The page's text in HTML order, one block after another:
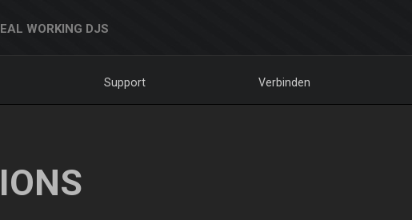
WORKING DJS
Support Verbinden